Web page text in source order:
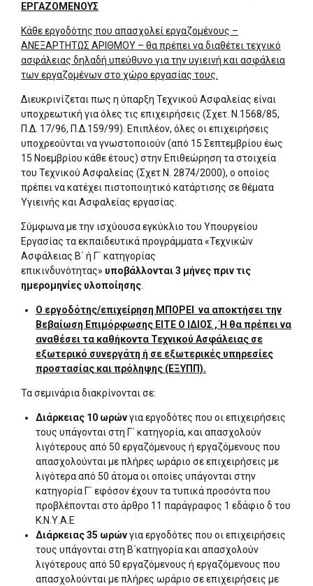
ΕΡΓΑΖΟΜΕΝΟΥΣ
Κάθε εργοδότης που απασχολεί εργαζομένους –
ΑΝΕΞΑΡΤΗΤΩΣ ΑΡΙΘΜΟΥ – θα πρέπει να διαθέτει τεχνικό
ασφάλειας δηλαδή υπεύθυνο για την υγιεινή και ασφάλεια
των εργαζομένων στο χώρο εργασίας τους.
Διευκρινίζεται πως η ύπαρξη Τεχνικού Ασφαλείας είναι
υποχρεωτική για όλες τις επιχειρήσεις (Σχετ. Ν.1568/85,
Π.Δ. 17/96, Π.Δ.159/99). Επιπλέον, όλες οι επιχειρήσεις
υποχρεούνται να γνωστοποιούν (από 15 Σεπτεμβρίου έως
15 Νοεμβρίου κάθε έτους) στην Επιθεώρηση τα στοιχεία
του Τεχνικού Ασφαλείας (Σχετ Ν. 2874/2000), ο οποίος
πρέπει να κατέχει πιστοποιητικό κατάρτισης σε θέματα
Υγιεινής και Ασφαλείας εργασίας.
Σύμφωνα με την ισχύουσα εγκύκλιο του Υπουργείου
Εργασίας τα εκπαιδευτικά προγράμματα «Τεχνικών
Ασφάλειας Β΄ ή Γ΄ κατηγορίας
επικινδυνότητας» υποβάλλονται 3 μήνες πριν τις
ημερομηνίες υλοποίησης
Ο εργοδότης/επιχείρηση ΜΠΟΡΕΙ να αποκτήσει την
Βεβαίωση Επιμόρφωσης ΕΙΤΕ Ο ΙΔΙΟΣ , Ή θα πρέπει να
αναθέσει τα καθήκοντα Τεχνικού Ασφάλειας σε
εξωτερικό συνεργάτη ή σε εξωτερικές υπηρεσίες
προστασίας και πρόληψης (ΕΞΥΠΠ).
Τα σεμινάρια διακρίνονται σε:
Διάρκειας 10 ωρώνγια εργοδότες που οι επιχειρήσεις
τους υπάγονται στη Γ΄ κατηγορία, και απασχολούν
λιγότερους από 50 εργαζόμενους ή εργαζόμενους που
απασχολούνται με πλήρες ωράριο σε επιχειρήσεις με
λιγότερα από 50 άτομα οι οποίες υπάγονται στην
κατηγορία Γ΄ εφόσον έχουν τα τυπικά προσόντα που
προβλέπονται στο άρθρο 11 παράγραφος 1 εδάφιο δ του
Κ.Ν.Υ.Α.Ε
Διάρκειας 35 ωρώνγια εργοδότες που οι επιχειρήσεις
τους υπάγονται στη Β΄κατηγορία και απασχολούν
λιγότερους από 50 εργαζόμενους ή εργαζόμενους που
απασχολούνται με πλήρες ωράριο σε επιχειρήσεις με